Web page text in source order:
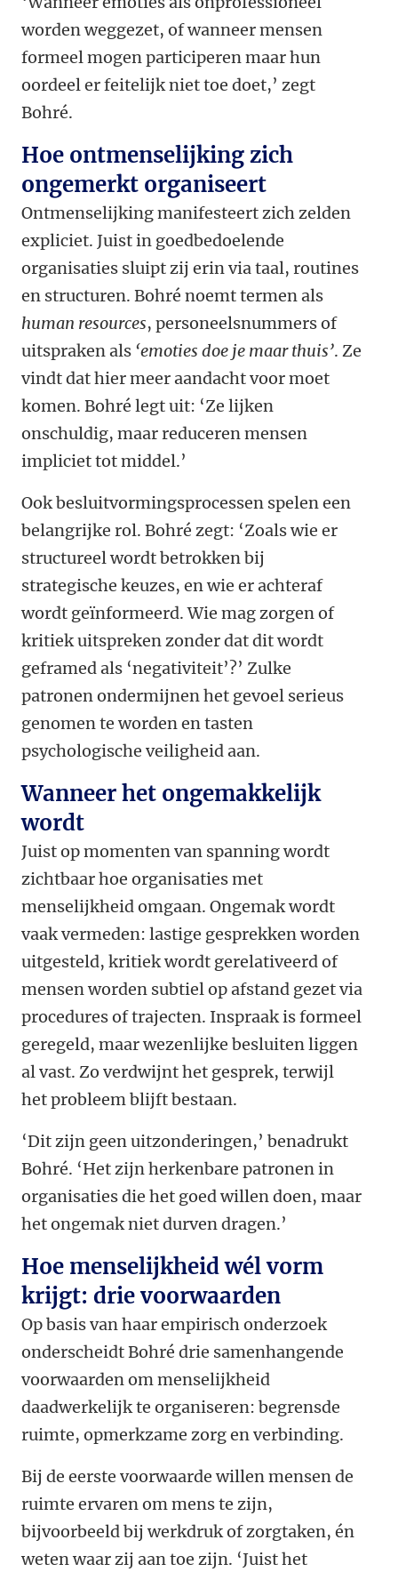
worden weggezet, of wanneer mensen
formeel mogen participeren maar hun
oordeel er feitelijk niet toe doet,’ zegt
Bohré.
Hoe ontmenselijking zich
ongemerkt organiseert
Ontmenselijking manifesteert zich zelden
expliciet. Juist in goedbedoelende
organisaties sluipt zij erin via taal, routines
en structuren. Bohré noemt termen als
human resources, personeelsnummers of
uitspraken als ‘emoties doe je maar thuis’. Ze
vindt dat hier meer aandacht voor moet
komen. Bohré legt uit: ‘Ze lijken
onschuldig, maar reduceren mensen
impliciet tot middel.’
Ook besluitvormingsprocessen spelen een
belangrijke rol. Bohré zegt: ‘Zoals wie er
structureel wordt betrokken bij
strategische keuzes, en wie er achteraf
wordt geïnformeerd. Wie mag zorgen of
kritiek uitspreken zonder dat dit wordt
geframed als ‘negativiteit’?’ Zulke
patronen ondermijnen het gevoel serieus
genomen te worden en tasten
psychologische veiligheid aan.
Wanneer het ongemakkelijk
wordt
Juist op momenten van spanning wordt
zichtbaar hoe organisaties met
menselijkheid omgaan. Ongemak wordt
vaak vermeden: lastige gesprekken worden
uitgesteld, kritiek wordt gerelativeerd of
mensen worden subtiel op afstand gezet via
procedures of trajecten. Inspraak is formeel
geregeld, maar wezenlijke besluiten liggen
al vast. Zo verdwijnt het gesprek, terwijl
het probleem blijft bestaan.
‘Dit zijn geen uitzonderingen,’ benadrukt
Bohré. ‘Het zijn herkenbare patronen in
organisaties die het goed willen doen, maar
het ongemak niet durven dragen.’
Hoe menselijkheid wél vorm
krijgt: drie voorwaarden
Op basis van haar empirisch onderzoek
onderscheidt Bohré drie samenhangende
voorwaarden om menselijkheid
daadwerkelijk te organiseren: begrensde
ruimte, opmerkzame zorg en verbinding.
Bij de eerste voorwaarde willen mensen de
ruimte ervaren om mens te zijn,
bijvoorbeeld bij werkdruk of zorgtaken, én
weten waar zij aan toe zijn. ‘Juist het